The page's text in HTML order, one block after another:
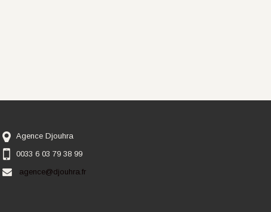
Agence Djouhra
0033 6 03 79 38 99
agence@djouhra.fr